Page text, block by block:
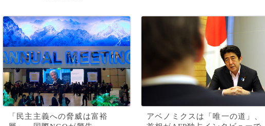
「民主主義への脅威は富裕
アベノミクスは「唯一の道」、